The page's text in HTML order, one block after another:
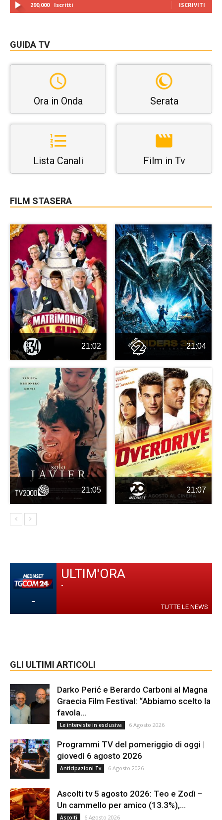
290,000 Iscritti ISCRIVITI
GUIDA TV
Ora in Onda Serata
Lista Canali Film in Tv
FILM STASERA
21:02 21:04
21:05 21:07
-
ULTIM'ORA
-
TUTTE LE NEWS
GLI ULTIMI ARTICOLI
Darko Perić e Berardo Carboni al Magna
Graecia Film Festival: “Abbiamo scelto la
favola...
Le interviste in esclusiva 6 Agosto 2026
Programmi TV del pomeriggio di oggi |
giovedì 6 agosto 2026
Anticipazioni Tv 6 Agosto 2026
Ascolti tv 5 agosto 2026: Teo e Zodì –
Un cammello per amico (13.3%),...
Ascolti 6 Agosto 2026